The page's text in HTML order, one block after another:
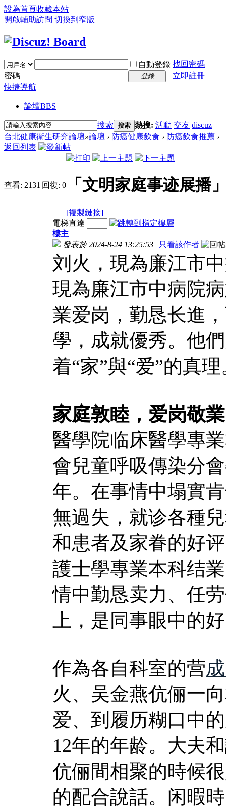
設為首頁收藏本站
開啟輔助訪問 切換到窄版
自動登錄 找回密碼
密碼
登錄
立即註冊
快捷導航
論壇BBS
搜索 搜索 熱搜: 活動 交友 discuz
台北健康衛生研究論壇»論壇 › 防癌健康飲食 › 防癌飲食推薦 ›
返回列表
查看: 2131 |回復: 0 「文明家庭事迹展播
[複製鏈接]
電梯直達
樓主
發表於 2024-8-24 13:25:53 | 只看該作者
刘火，現為廉江市
現為廉江市中病院
業爱岗，勤恳长進
學，成就優秀。他
着“家”與“爱”的真
家庭敦睦，爱岗敬
醫學院临床醫學專
會兒童呼吸傳染分
年。在事情中塌實
無過失，就诊各種
和患者及家眷的好
護士學專業本科结
情中勤恳卖力、任
上，是同事眼中的
作為各自科室的营
火、吴金燕伉俪一
爱、到履历糊口中
12年的年龄。大夫
伉俪間相聚的時候
的配合說話。闲暇